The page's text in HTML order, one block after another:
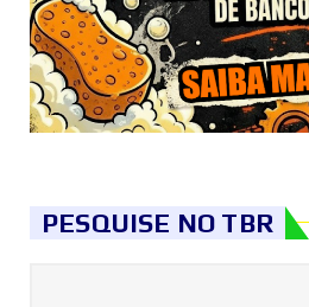
PESQUISE NO TBR